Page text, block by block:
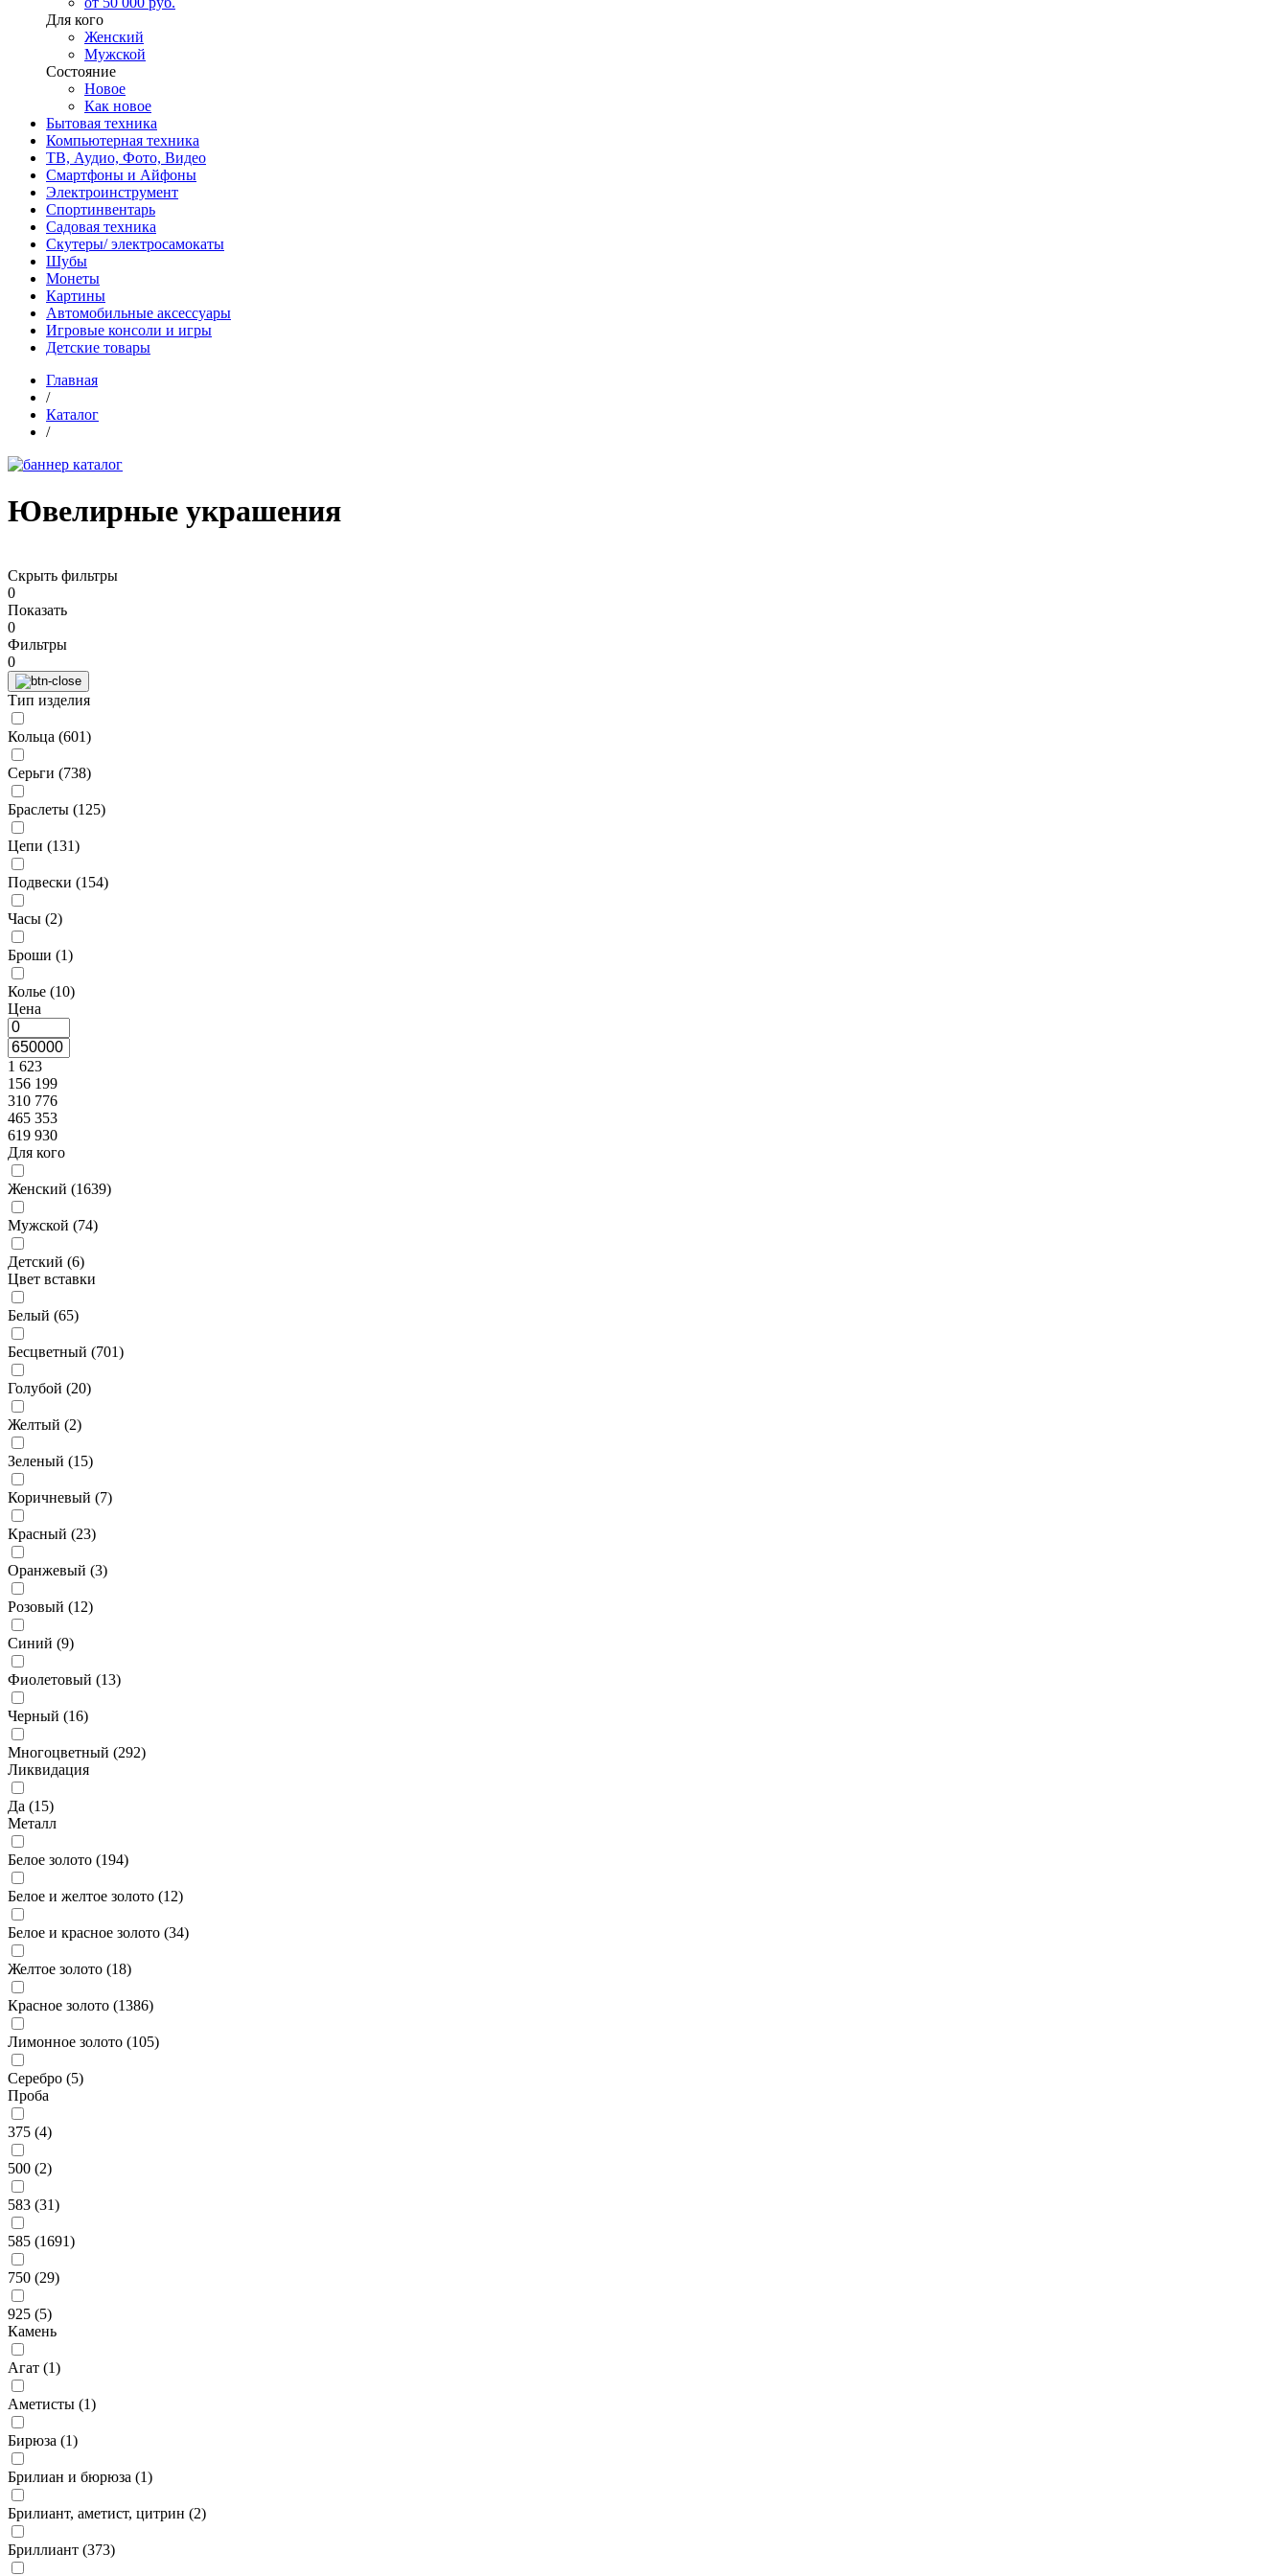
Для кого
Женский
Мужской
Состояние
Новое
Как новое
Бытовая техника
Компьютерная техника
ТВ, Аудио, Фото, Видео
Смартфоны и Айфоны
Электроинструмент
Спортинвентарь
Садовая техника
Скутеры/ электросамокаты
Шубы
Монеты
Картины
Автомобильные аксессуары
Игровые консоли и игры
Детские товары
Главная
/
Каталог
/
Ювелирные украшения
Скрыть фильтры
0
Показать
0
Фильтры
0
Тип изделия
Кольца (601)
Серьги (738)
Браслеты (125)
Цепи (131)
Подвески (154)
Часы (2)
Броши (1)
Колье (10)
Цена
1 623
156 199
310 776
465 353
619 930
Для кого
Женский (1639)
Мужской (74)
Детский (6)
Цвет вставки
Белый (65)
Бесцветный (701)
Голубой (20)
Желтый (2)
Зеленый (15)
Коричневый (7)
Красный (23)
Оранжевый (3)
Розовый (12)
Синий (9)
Фиолетовый (13)
Черный (16)
Многоцветный (292)
Ликвидация
Да (15)
Металл
Белое золото (194)
Белое и желтое золото (12)
Белое и красное золото (34)
Желтое золото (18)
Красное золото (1386)
Лимонное золото (105)
Серебро (5)
Проба
375 (4)
500 (2)
583 (31)
585 (1691)
750 (29)
925 (5)
Камень
Агат (1)
Аметисты (1)
Бирюза (1)
Брилиан и бюрюза (1)
Брилиант, аметист, цитрин (2)
Бриллиант (373)